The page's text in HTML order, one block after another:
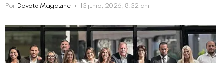
Por Devoto Magazine 13 junio, 2026, 8:32 am